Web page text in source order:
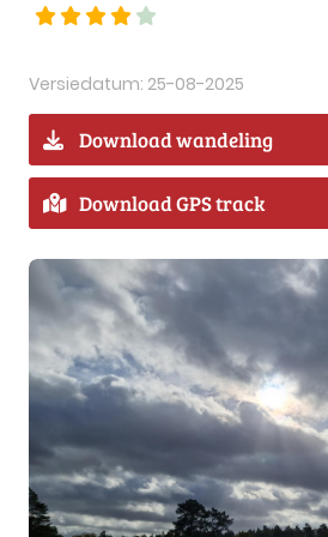
Versiedatum: 25-08-2025
Download wandeling
Download GPS track